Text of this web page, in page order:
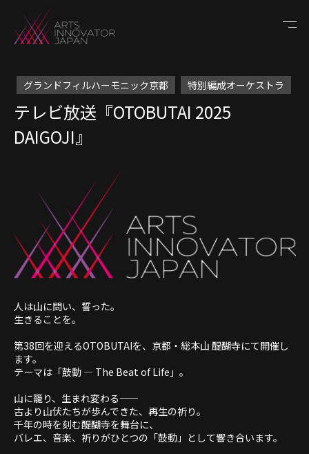
グランドフィルハーモニック京都 特別編成オーケストラ
テレビ放送『OTOBUTAI 2025
DAIGOJI』
人は山に問い、誓った。
生きることを。
第38回を迎えるOTOBUTAIを、京都・総本山 醍醐寺にて開催し
ます。
テーマは「鼓動 — The Beat of Life」。
山に籠り、生まれ変わる——
古より山伏たちが歩んできた、再生の祈り。
千年の時を刻む醍醐寺を舞台に、
バレエ、音楽、祈りがひとつの「鼓動」として響き合います。